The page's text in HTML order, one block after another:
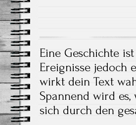
Eine Geschichte
Ereignisse jedoch
wirkt dein Text
Spannend wird
sich durch den